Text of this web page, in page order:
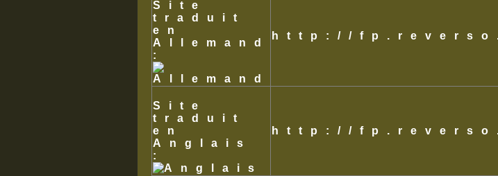
Site
traduit
en
Allemand
:
http://
Site
traduit
en
Anglais
:
http://